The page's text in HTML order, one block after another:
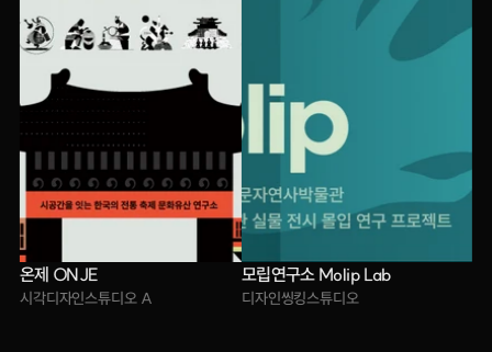
온제 ONJE
시각디자인스튜디오 A
모립연구소 Molip Lab
디자인씽킹스튜디오